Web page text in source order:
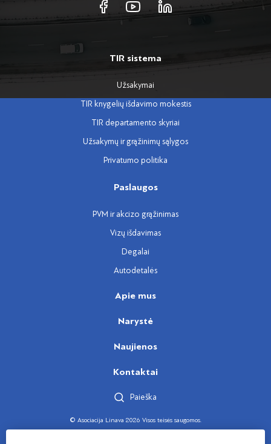
TIR sistema
Užsakymai
TIR knygelių išdavimo mokestis
TIR departamento skyriai
Užsakymų ir grąžinimų sąlygos
Privatumo politika
Paslaugos
PVM ir akcizo grąžinimas
Vizų išdavimas
Degalai
Autodetalės
Apie mus
Narystė
Naujienos
Kontaktai
Paieška
© Asociacija Linava 2026 Visos teisės saugomos.